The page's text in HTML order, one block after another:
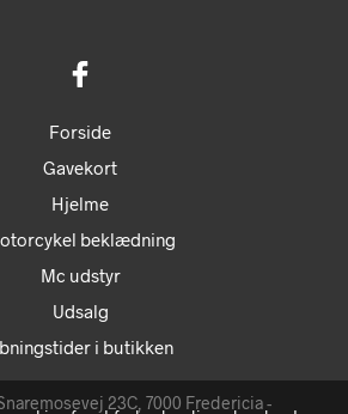
på
varesiden
Forside
Gavekort
Hjelme
beklædning
Mc udstyr
Udsalg
i butikken
23C, 7000 Fredericia -